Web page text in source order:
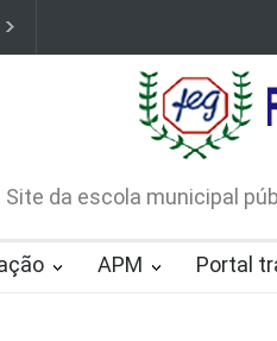
CHAMAMENTO PÚBLICO N.
CREDENCIAMENTO DE
Site da escola municipal
APM Portal